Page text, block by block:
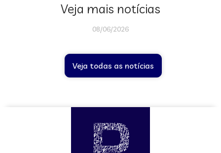
Veja mais notícias
08/06/2026
Veja todas as notícias